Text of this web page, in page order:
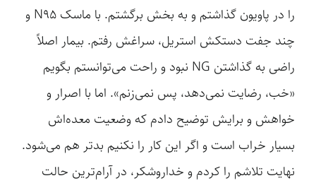
را در پاویون گذاشتم و به بخش برگشتم. با ماسک N95 و
چند جفت دستکش استریل، سراغش رفتم. بیمار اصلاً
راضی به گذاشتن NG نبود و راحت می‌توانستم بگویم
«خب، رضایت نمی‌دهد، پس نمی‌زنم». اما با اصرار و
خواهش و برایش توضیح دادم که وضعیت معده‌اش
بسیار خراب است و اگر این کار را نکنیم بدتر هم می‌شود.
نهایت تلاشم را کردم و خداروشکر، در آرام‌ترین حالت